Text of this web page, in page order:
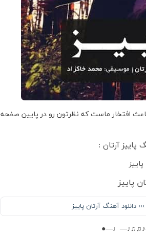
افتخار ماست که نظرتون رو در پایین صفحه
پاییز آرتان :
پاییز
پاییز
››› دانلود آهنگ آرتان پاییز